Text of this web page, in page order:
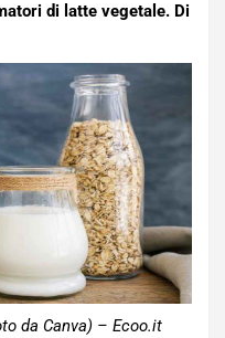
di latte vegetale. Di
da Canva) – Ecoo.it